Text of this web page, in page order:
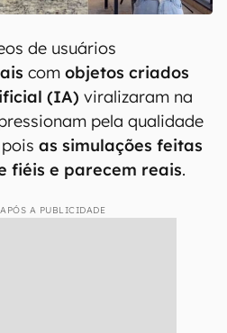
de usuários
com objetos criados
(IA) viralizaram na
pela qualidade
pois as simulações feitas
fiéis e parecem reais.
A PUBLICIDADE